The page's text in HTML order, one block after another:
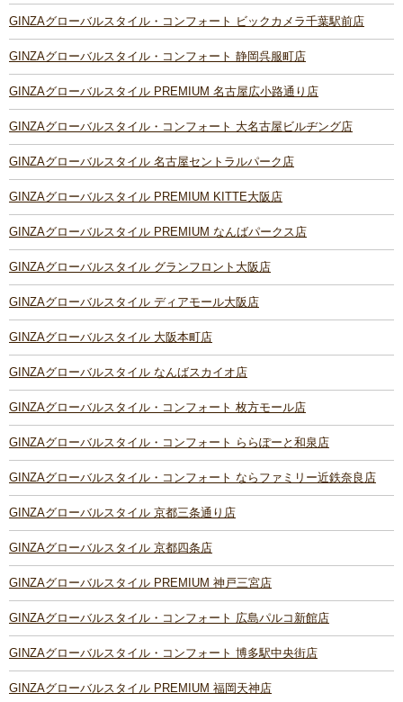
GINZAグローバルスタイル・コンフォート ビックカメラ千葉駅前店
GINZAグローバルスタイル・コンフォート 静岡呉服町店
GINZAグローバルスタイル PREMIUM 名古屋広小路通り店
GINZAグローバルスタイル・コンフォート 大名古屋ビルヂング店
GINZAグローバルスタイル 名古屋セントラルパーク店
GINZAグローバルスタイル PREMIUM KITTE大阪店
GINZAグローバルスタイル PREMIUM なんばパークス店
GINZAグローバルスタイル グランフロント大阪店
GINZAグローバルスタイル ディアモール大阪店
GINZAグローバルスタイル 大阪本町店
GINZAグローバルスタイル なんばスカイオ店
GINZAグローバルスタイル・コンフォート 枚方モール店
GINZAグローバルスタイル・コンフォート ららぽーと和泉店
GINZAグローバルスタイル・コンフォート ならファミリー近鉄奈良店
GINZAグローバルスタイル 京都三条通り店
GINZAグローバルスタイル 京都四条店
GINZAグローバルスタイル PREMIUM 神戸三宮店
GINZAグローバルスタイル・コンフォート 広島パルコ新館店
GINZAグローバルスタイル・コンフォート 博多駅中央街店
GINZAグローバルスタイル PREMIUM 福岡天神店